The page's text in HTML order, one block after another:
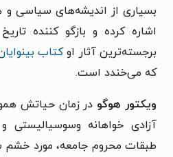
بسیاری از اندیشه‌های سیاسی
اشاره کرده و بازگو کننده
برجسته‌ترین آثار اوکتاب
که می‌خندد است.
ویکتور هوگو در زمان حیاتش
آزادی خواهانه وسوسیالیستی
طبقات محروم جامعه، مورد خشم